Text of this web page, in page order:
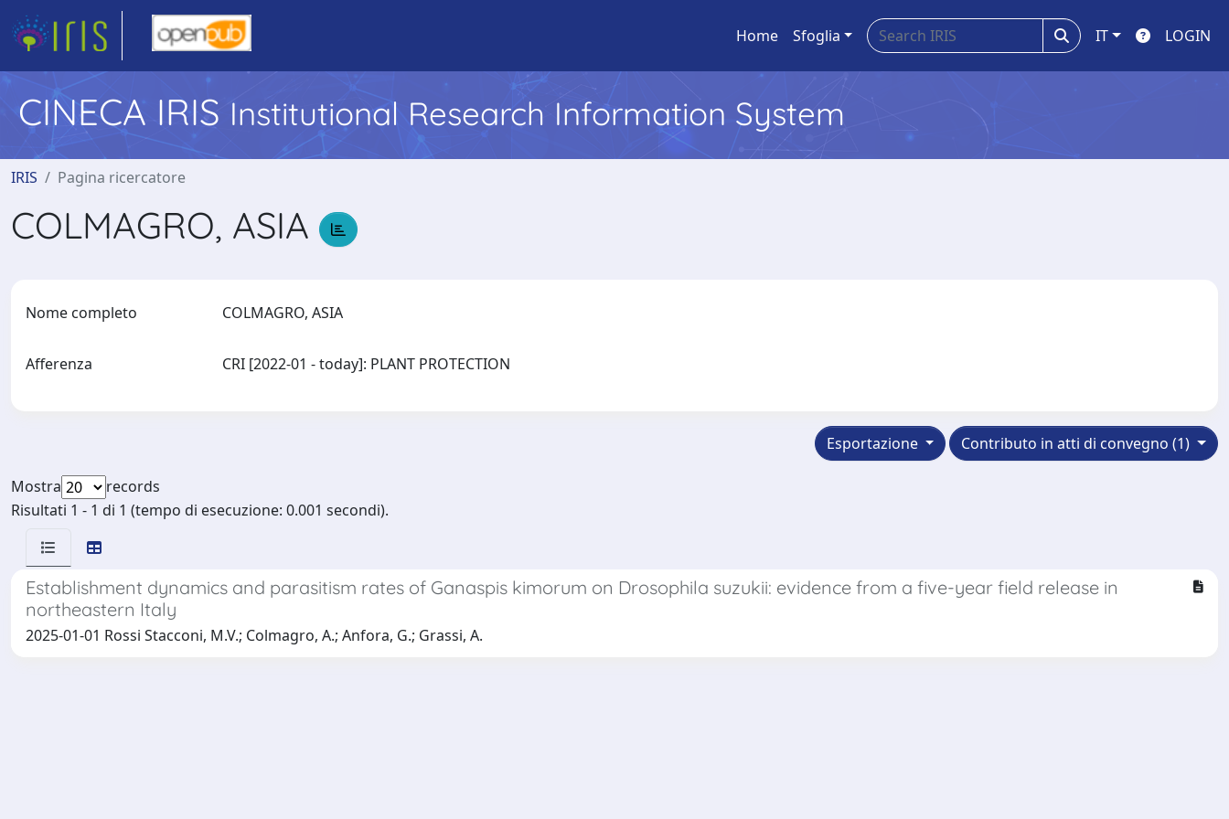
Home Sfoglia IT LOGIN
CINECA IRIS Institutional Research Information System
IRIS Pagina ricercatore
COLMAGRO, ASIA
Nome completo COLMAGRO, ASIA
Afferenza CRI [2022-01 - today]: PLANT PROTECTION
Contributo in atti di convegno (1)
Esportazione
Mostra
records
Risultati 1 - 1 di 1 (tempo di esecuzione: 0.001 secondi).
Establishment dynamics and parasitism rates of Ganaspis kimorum on Drosophila suzukii: evidence from a five-year field release in
northeastern Italy
2025-01-01 Rossi Stacconi, M.V.; Colmagro, A.; Anfora, G.; Grassi, A.